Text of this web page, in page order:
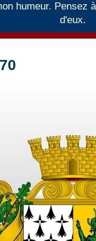
humeur. Pensez
d'eux.